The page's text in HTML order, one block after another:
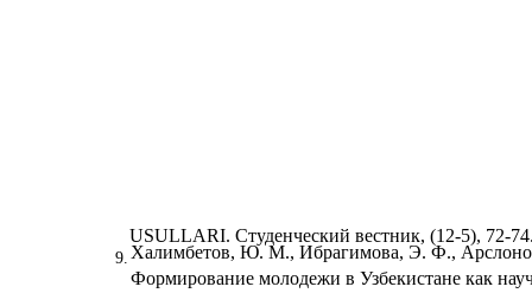
USULLARI. Студенческий вестник, (12-5), 72-
9. Халимбетов, Ю. М., Ибрагимова, Э. Ф.,
Формирование молодежи в Узбекистане как